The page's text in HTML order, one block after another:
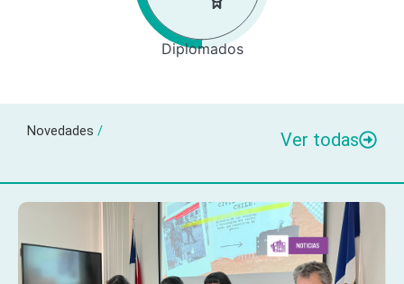
Diplomados
Novedades / Ver todas